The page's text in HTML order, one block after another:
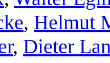
, Helmut
, Dieter